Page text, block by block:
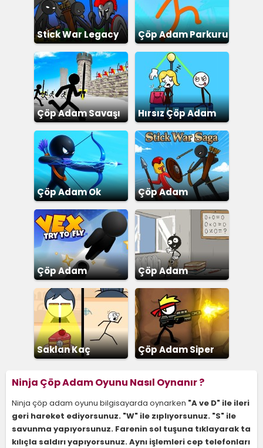
Stick War Legacy Çöp Adam Parkuru
Çöp Adam Savaşı Hırsız Çöp Adam
Çöp Adam Ok
Çöp Adam
Savaşları Destan
Çöp Adam
Fırlatma
Çöp Adam
Okuldan Kaçış 2
Saklan Kaç
Çöp Adam Siper
Ninja Çöp Adam Oyunu Nasıl Oynanır ?
Ninja çöp adam oyunu bilgisayarda oynarken "A ve D" ile ileri
geri hareket ediyorsunuz. "W" ile zıplıyorsunuz. "S" ile
savunma yapıyorsunuz. Farenin sol tuşuna tıklayarak ta
kılıçla saldırı yapıyorsunuz. Aynı işlemleri cep telefonları